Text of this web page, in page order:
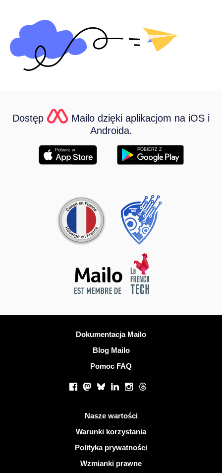
Dostęp
Mailo dzięki aplikacjom na iOS i
Androida.
Pobierz w POBIERZ Z
Związki partnerskie
Dokumentacja Mailo
Blog Mailo
Pomoc FAQ
Facebook
Mastodon
BlueskyLinkedInInstagram
Threads
Nasze wartości
Warunki korzystania
Polityka prywatności
Wzmianki prawne